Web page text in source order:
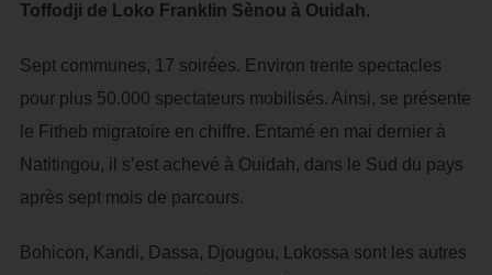
Toffodji de Loko Franklin Sènou à Ouidah.
Sept communes, 17 soirées. Environ trente spectacles
pour plus 50.000 spectateurs mobilisés. Ainsi, se présente
le Fitheb migratoire en chiffre. Entamé en mai dernier à
Natitingou, il s’est achevé à Ouidah, dans le Sud du pays
après sept mois de parcours.
Bohicon, Kandi, Dassa, Djougou, Lokossa sont les autres